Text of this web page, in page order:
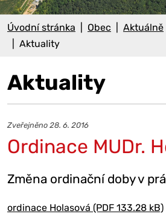
Úvodní stránka Obec Aktuálně
Aktuality
Aktuality
Zveřejněno 28. 6. 2016
Ordinace MUDr.
Změna ordinační doby v
ordinace Holasová (PDF 133.28 kB)